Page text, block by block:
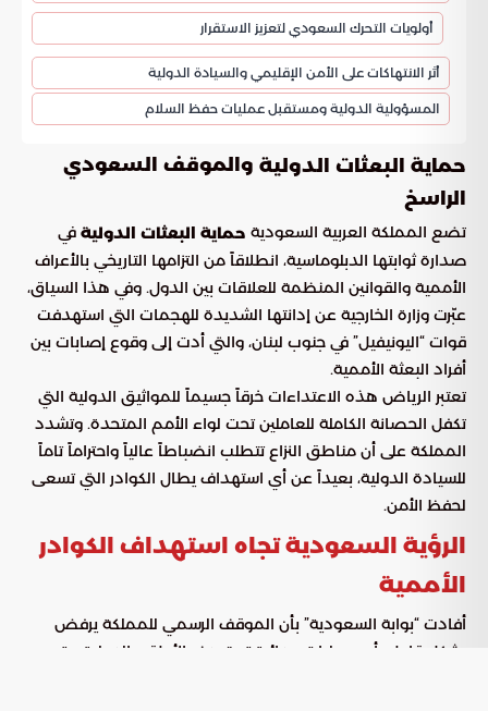
أولويات التحرك السعودي لتعزيز الاستقرار
أثر الانتهاكات على الأمن الإقليمي والسيادة الدولية
المسؤولية الدولية ومستقبل عمليات حفظ السلام
حماية البعثات الدولية والموقف السعودي
الراسخ
تضع المملكة العربية السعودية حماية البعثات الدولية في
صدارة ثوابتها الدبلوماسية، انطلاقاً من التزامها التاريخي بالأعراف
الأممية والقوانين المنظمة للعلاقات بين الدول. وفي هذا السياق،
عبّرت وزارة الخارجية عن إدانتها الشديدة للهجمات التي استهدفت
قوات “اليونيفيل” في جنوب لبنان، والتي أدت إلى وقوع إصابات بين
أفراد البعثة الأممية.
تعتبر الرياض هذه الاعتداءات خرقاً جسيماً للمواثيق الدولية التي
تكفل الحصانة الكاملة للعاملين تحت لواء الأمم المتحدة. وتشدد
المملكة على أن مناطق النزاع تتطلب انضباطاً عالياً واحتراماً تاماً
للسيادة الدولية، بعيداً عن أي استهداف يطال الكوادر التي تسعى
لحفظ الأمن.
الرؤية السعودية تجاه استهداف الكوادر
الأممية
أفادت “بوابة السعودية” بأن الموقف الرسمي للمملكة يرفض
بشكل قاطع أي عمليات عدائية تستهدف الأطقم الدولية. وترى